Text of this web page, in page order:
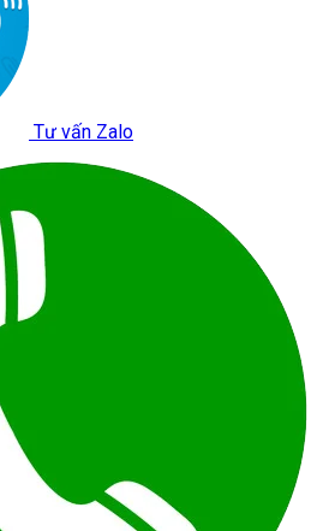
Tư vấn Zalo